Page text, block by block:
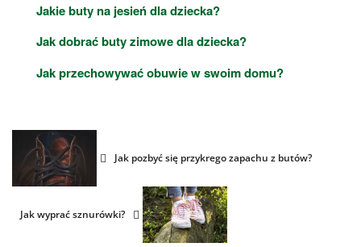
Jakie buty na jesień dla dziecka?
Jak dobrać buty zimowe dla dziecka?
Jak przechowywać obuwie w swoim domu?
Jak pozbyć się przykrego zapachu z butów?
Jak wyprać sznurówki?